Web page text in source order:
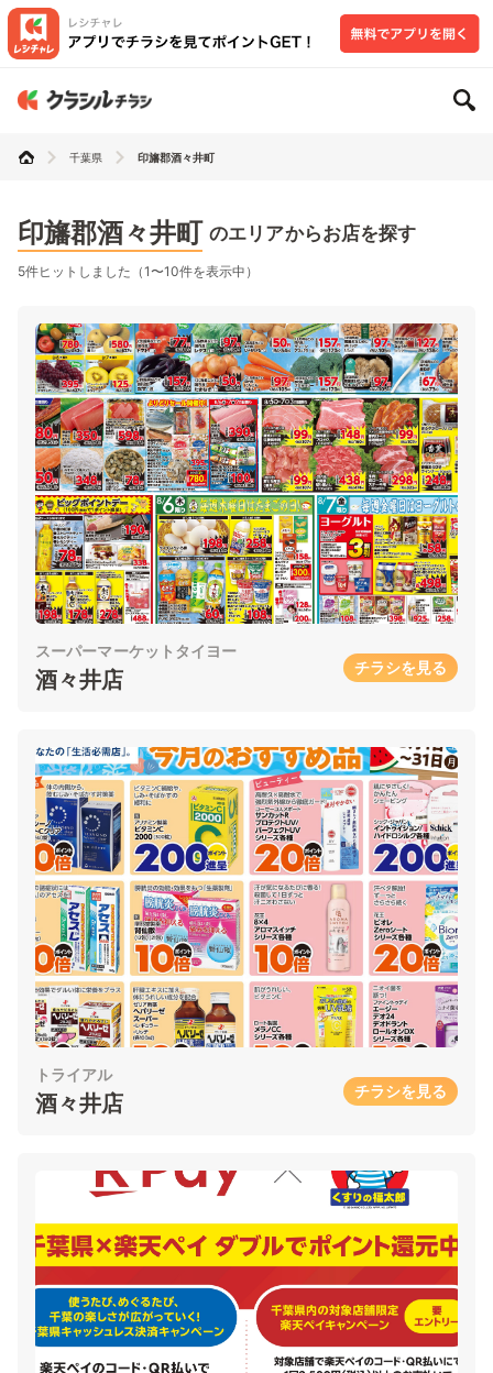
千葉県 印旛郡酒々井町
印旛郡酒々井町 のエリアからお店を探す
5件ヒットしました（1〜10件を表示中）
スーパーマーケットタイヨー
酒々井店 チラシを見る
トライアル
酒々井店 チラシを見る